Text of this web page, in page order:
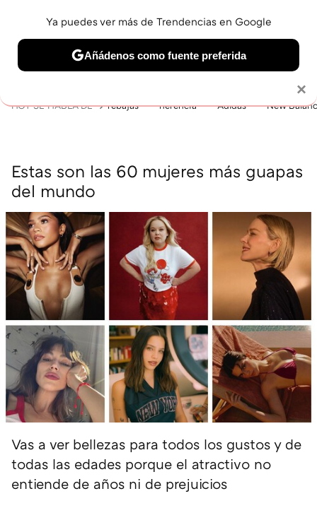
BELLEZA SHOPPING VIAJES GASTRO SNEAKERS
HOY SE HABLA DE rebajas herencia Adidas New
Estas son las 60 mujeres más guapas
del mundo
Vas a ver bellezas para todos los gustos y de
todas las edades porque el atractivo no
entiende de años ni de prejuicios
×
Ya puedes ver más de Trendencias en Google
Añádenos como fuente preferida